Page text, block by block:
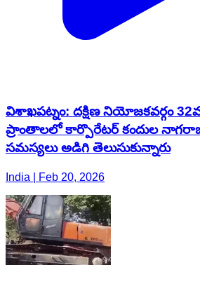
విశాఖపట్నం: దక్షిణ నియోజకవర్గం
ప్రాంతాలలో కార్పొరేటర్ కందుల
సమస్యలు అడిగి తెలుసుకున్నారు
India | Feb 20, 2026